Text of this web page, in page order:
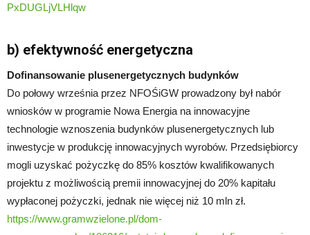
PxDUGLjVLHlqw
b) efektywność energetyczna
Dofinansowanie plusenergetycznych budynków
Do połowy września przez NFOŚiGW prowadzony był nabór
wniosków w programie Nowa Energia na innowacyjne
technologie wznoszenia budynków plusenergetycznych lub
inwestycje w produkcję innowacyjnych wyrobów. Przedsiębiorcy
mogli uzyskać pożyczkę do 85% kosztów kwalifikowanych
projektu z możliwością premii innowacyjnej do 20% kapitału
wypłaconej pożyczki, jednak nie więcej niż 10 mln zł.
https://www.gramwzielone.pl/dom-